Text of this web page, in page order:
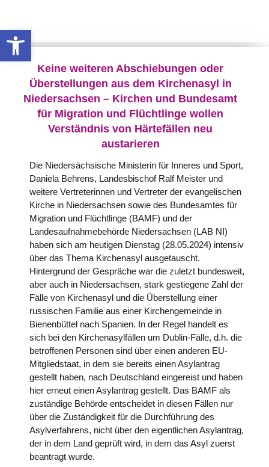
Werkzeugleiste öffnen
Keine weiteren Abschiebungen oder
Überstellungen aus dem Kirchenasyl in
Niedersachsen – Kirchen und Bundesamt
für Migration und Flüchtlinge wollen
Verständnis von Härtefällen neu
austarieren
Die Niedersächsische Ministerin für Inneres und Sport,
Daniela Behrens, Landesbischof Ralf Meister und
weitere Vertreterinnen und Vertreter der evangelischen
Kirche in Niedersachsen sowie des Bundesamtes für
Migration und Flüchtlinge (BAMF) und der
Landesaufnahmebehörde Niedersachsen (LAB NI)
haben sich am heutigen Dienstag (28.05.2024) intensiv
über das Thema Kirchenasyl ausgetauscht.
Hintergrund der Gespräche war die zuletzt bundesweit,
aber auch in Niedersachsen, stark gestiegene Zahl der
Fälle von Kirchenasyl und die Überstellung einer
russischen Familie aus einer Kirchengemeinde in
Bienenbüttel nach Spanien. In der Regel handelt es
sich bei den Kirchenasylfällen um Dublin-Fälle, d.h. die
betroffenen Personen sind über einen anderen EU-
Mitgliedstaat, in dem sie bereits einen Asylantrag
gestellt haben, nach Deutschland eingereist und haben
hier erneut einen Asylantrag gestellt. Das BAMF als
zuständige Behörde entscheidet in diesen Fällen nur
über die Zuständigkeit für die Durchführung des
Asylverfahrens, nicht über den eigentlichen Asylantrag,
der in dem Land geprüft wird, in dem das Asyl zuerst
beantragt wurde.